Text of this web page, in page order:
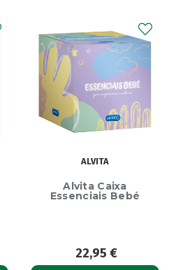
ALVITA
Alvita Caixa
Essenciais Bebé
22,95€